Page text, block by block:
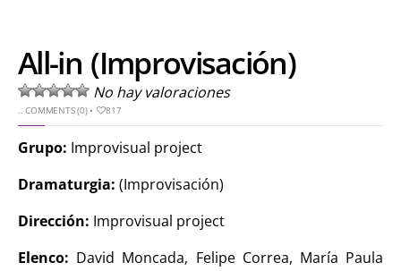
All-in (Improvisación)
No hay valoraciones
..COMMENTS (0)• 817
Grupo: Improvisual project
Dramaturgia: (Improvisación)
Dirección: Improvisual project
Elenco: David Moncada, Felipe Correa, María Paula